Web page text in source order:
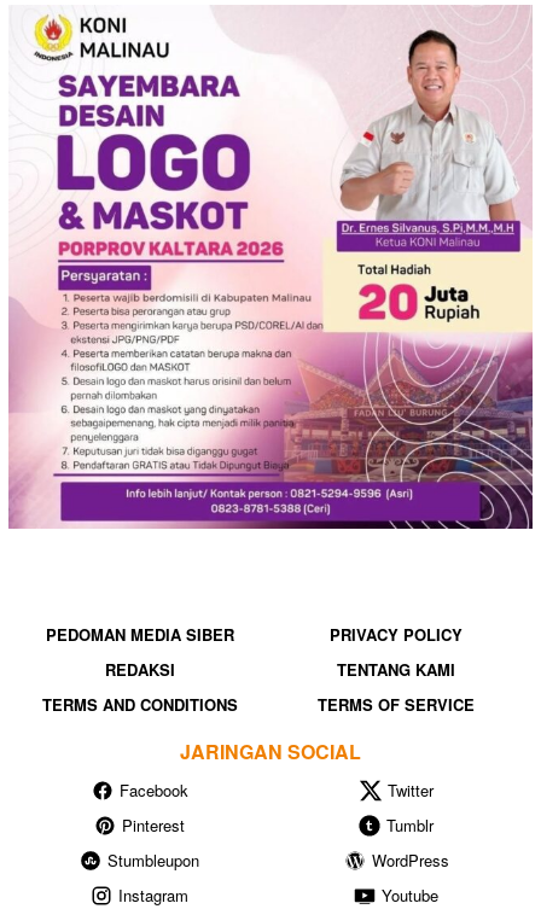
PEDOMAN MEDIA SIBER
PRIVACY POLICY
REDAKSI
TENTANG KAMI
TERMS AND CONDITIONS
TERMS OF SERVICE
JARINGAN SOCIAL
Facebook
Twitter
Pinterest
Tumblr
Stumbleupon
WordPress
Instagram
Youtube